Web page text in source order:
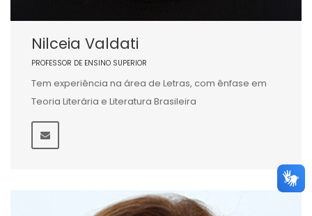
Nilceia Valdati
PROFESSOR DE ENSINO SUPERIOR
Tem experiência na área de Letras, com ênfase em
Teoria Literária e Literatura Brasileira